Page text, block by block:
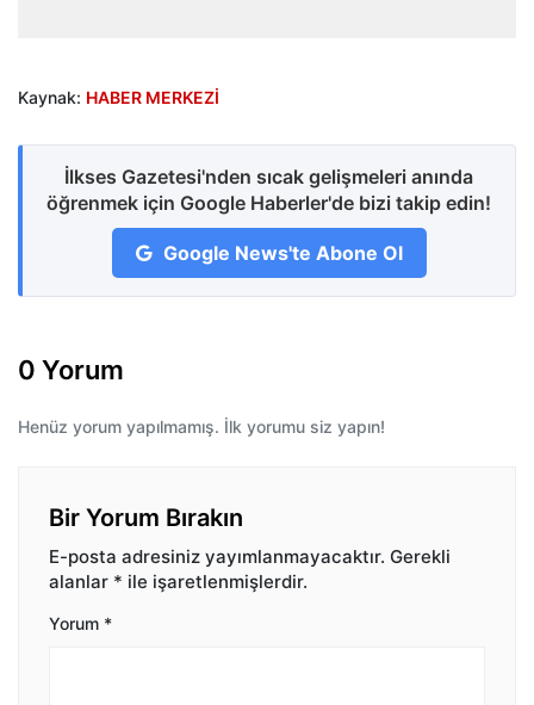
Kaynak: HABER MERKEZİ
İlkses Gazetesi'nden sıcak gelişmeleri anında
öğrenmek için Google Haberler'de bizi takip edin!
Google News'te Abone Ol
0 Yorum
Henüz yorum yapılmamış. İlk yorumu siz yapın!
Bir Yorum Bırakın
E-posta adresiniz yayımlanmayacaktır. Gerekli
alanlar * ile işaretlenmişlerdir.
Yorum *